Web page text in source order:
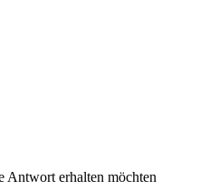
Antwort erhalten möchten